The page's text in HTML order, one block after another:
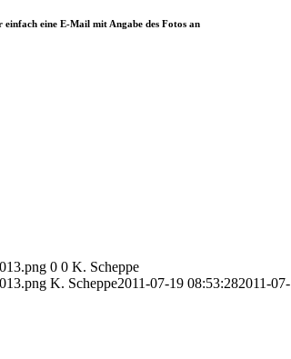
eine E-Mail mit Angabe des Fotos an
0 0 K. Scheppe
K. Scheppe2011-07-19 08:53:282011-07-